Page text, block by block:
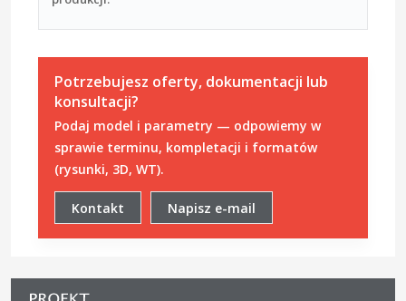
Potrzebujesz oferty, dokumentacji lub
konsultacji?
Podaj model i parametry — odpowiemy w
sprawie terminu, kompletacji i formatów
(rysunki, 3D, WT).
Kontakt Napisz e-mail